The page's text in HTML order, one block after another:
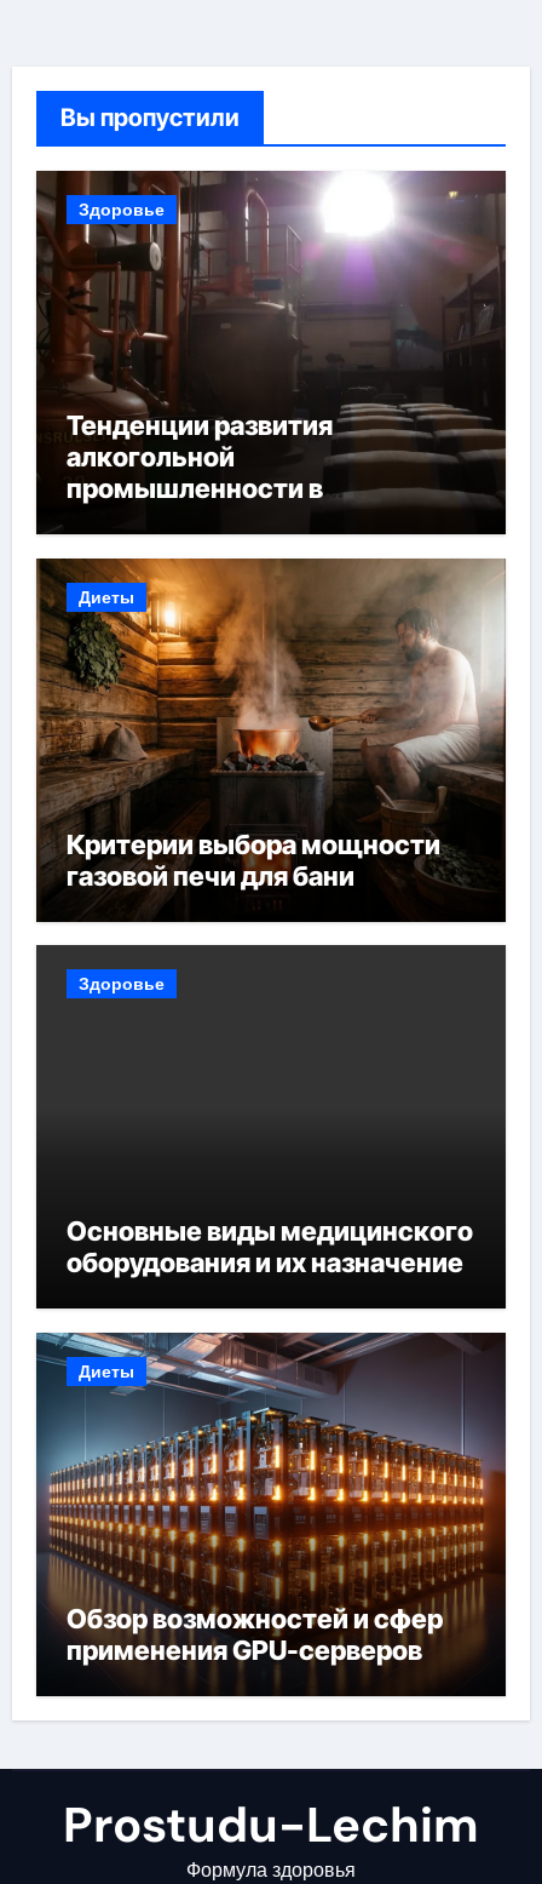
Вы пропустили
Здоровье
Тенденции развития
алкогольной
промышленности в
Диеты
Критерии выбора мощности
газовой печи для бани
Здоровье
Основные виды медицинского
оборудования и их назначение
Диеты
Обзор возможностей и сфер
применения GPU-серверов
Prostudu-Lechim
Формула здоровья